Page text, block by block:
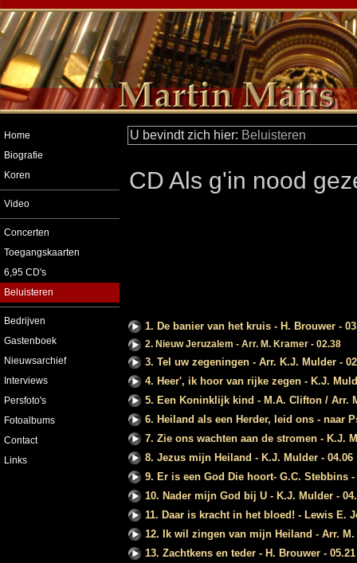
Home
Biografie
Koren
Video
Concerten
Toegangskaarten
6,95 CD's
Beluisteren
Bedrijven
Gastenboek
Nieuwsarchief
Interviews
Persfoto's
Fotoalbums
Contact
Links
U bevindt zich hier: Beluisteren
CD Als g'in nood
1. De banier van het kruis - H. Brouwer -
2. Nieuw Jeruzalem - Arr. M. Kramer - 02.38
3. Tel uw zegeningen - Arr. K.J. Mulder -
4. Heer', ik hoor van rijke zegen - K.J.
5. Een Koninklijk kind - M.A. Clifton / Arr.
6. Heiland als een Herder, leid ons - naar
7. Zie ons wachten aan de stromen - K.J.
8. Jezus mijn Heiland - K.J. Mulder - 04.06
9. Er is een God Die hoort- G.C. Stebbins -
10. Nader mijn God bij U - K.J. Mulder -
11. Daar is kracht in het bloed! - Lewis E.
12. Ik wil zingen van mijn Heiland - Arr. M.
13. Zachtkens en teder - H. Brouwer - 05.21